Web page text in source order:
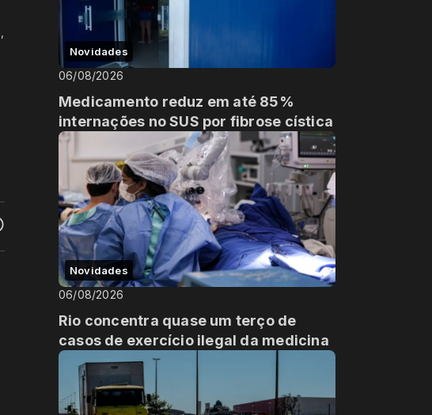
Novidades
06/08/2026
Medicamento reduz em até 85%
internações no SUS por fibrose cística
Novidades
06/08/2026
Rio concentra quase um terço de
casos de exercício ilegal da medicina